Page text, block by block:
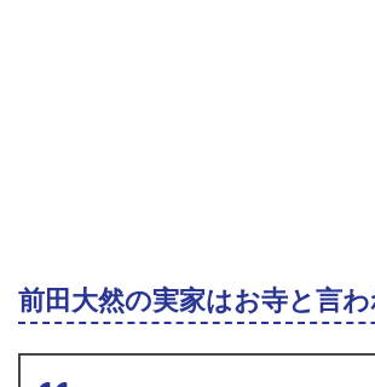
前田大然の実家はお寺と言